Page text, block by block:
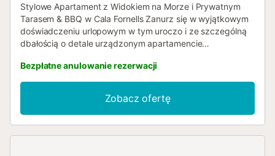
Stylowe Apartament z Widokiem na Morze i Prywatnym
Tarasem & BBQ w Cala Fornells Zanurz się w wyjątkowym
doświadczeniu urlopowym w tym uroczo i ze szczególną
dbałością o detale urządzonym apartamencie
Fornells. Z tarasu, a także z niemal wszystkich
pomieszczeń, roztacza się zapierający dech w piersiach
panoramiczny widok na otwarte morze i idylliczne
zatoczki regionu – idealne tło dla niezapomnianego
wypoczynku. Sam apartament zachwyca elegancką i
Bezpłatne anulowanie rezerwacji
Zobacz ofertę